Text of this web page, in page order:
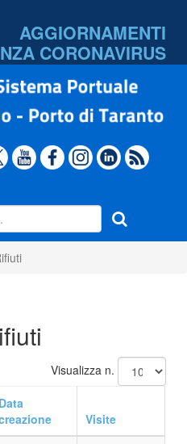
AGGIORNAMENTI
CORONAVIRUS
Visualizza n.
Data
Visite